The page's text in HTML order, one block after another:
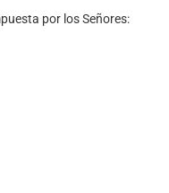
por los Señores: